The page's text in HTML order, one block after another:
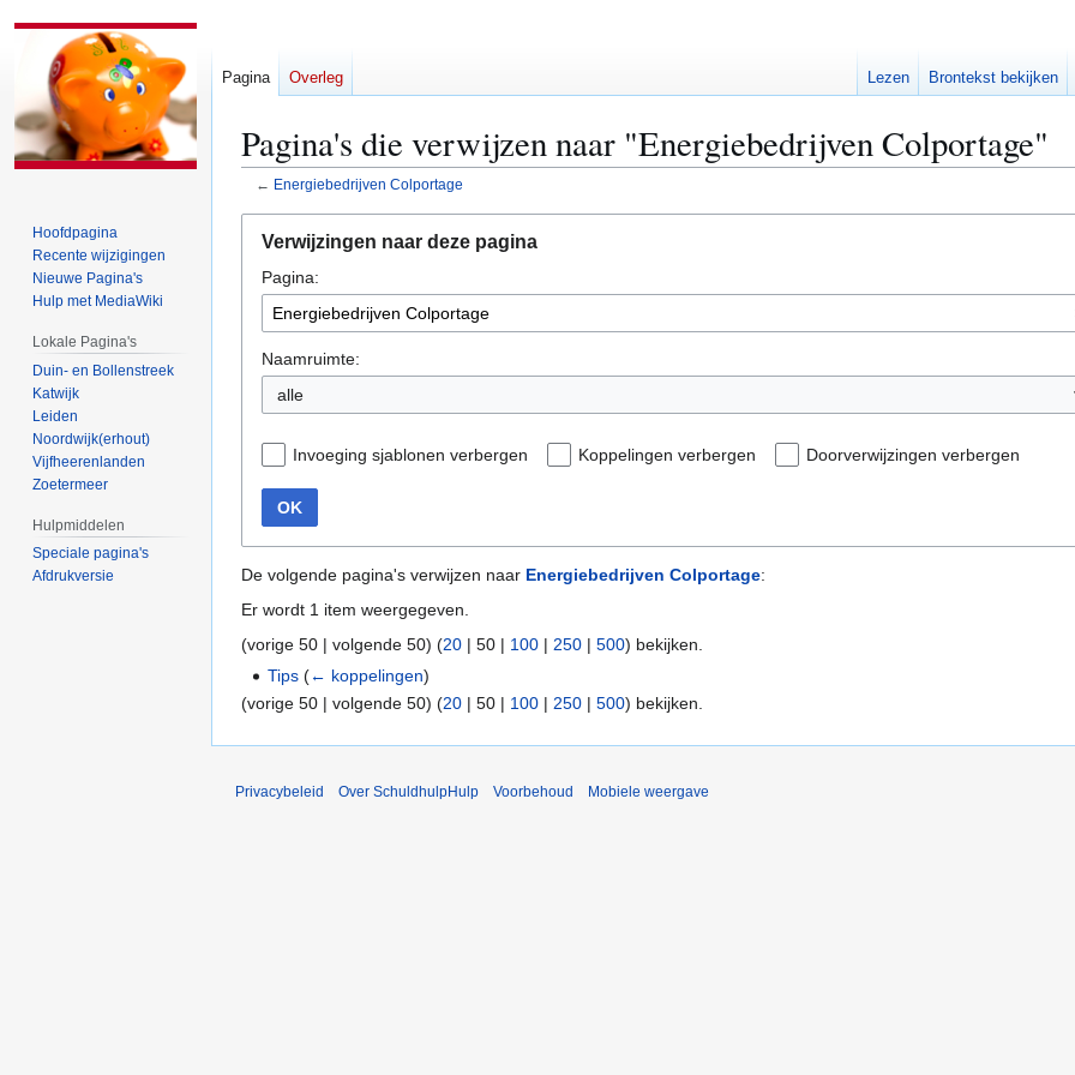
Pagina's die verwijzen naar "Energiebedrijven Colportage"
← Energiebedrijven Colportage
navigatie
springen
zoeken
springen
Verwijzingen naar deze pagina
Pagina:
Naamruimte:
alle
Invoeging sjablonen verbergen Koppelingen verbergen Doorverwijzingen verbergen
OK
De volgende pagina's verwijzen naar Energiebedrijven Colportage:
Er wordt 1 item weergegeven.
(vorige 50 | volgende 50) (20 | 50 | 100 | 250 | 500) bekijken.
Tips (← koppelingen)
(vorige 50 | volgende 50) (20 | 50 | 100 | 250 | 500) bekijken.
Pagina Overleg Lezen Brontekst bekijken
Hoofdpagina
Recente wijzigingen
Nieuwe Pagina's
Hulp met MediaWiki
Lokale Pagina's
Duin- en Bollenstreek
Katwijk
Leiden
Noordwijk(erhout)
Vijfheerenlanden
Zoetermeer
Hulpmiddelen
Speciale pagina's
Afdrukversie
Privacybeleid Over SchuldhulpHulp Voorbehoud Mobiele weergave